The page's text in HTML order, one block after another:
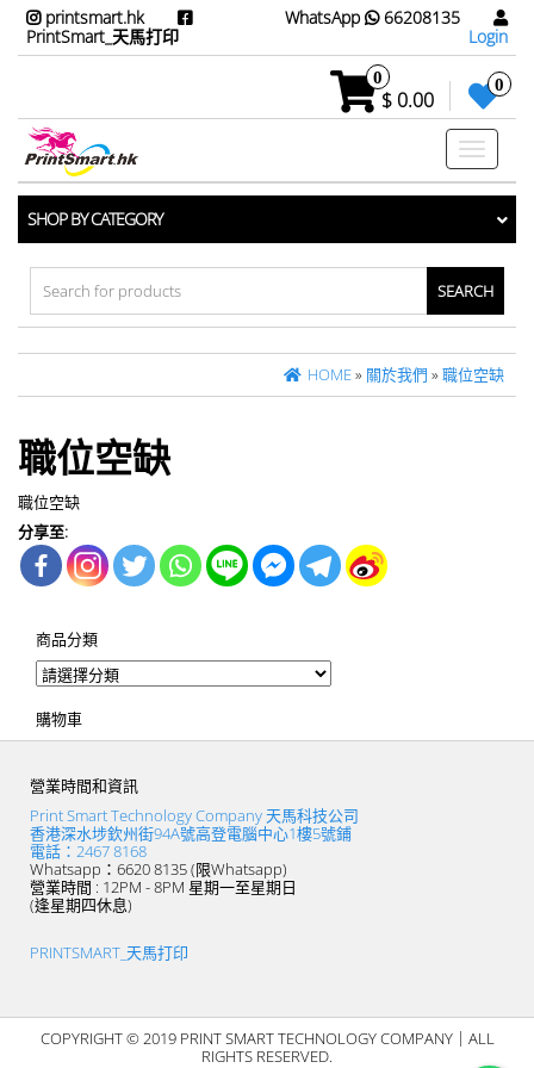
printsmart.hk
PrintSmart_天馬打印
WhatsApp
66208135
Login
0
$ 0.00
0
Toggle
SHOP BY CATEGORY
Search
for:
HOME» 關於我們 »職位空缺
職位空缺
職位空缺
分享至:
商品分類
購物車
營業時間和資訊
Print Smart Technology Company 天馬科技公司
香港深水埗欽州街94A號高登電腦中心1樓5號鋪
電話：2467 8168
Whatsapp：6620 8135 (限Whatsapp)
營業時間 : 12PM - 8PM 星期一至星期日
(逢星期四休息)
PRINTSMART_天馬打印
COPYRIGHT © 2019 PRINT SMART TECHNOLOGY COMPANY｜ALL
RIGHTS RESERVED.